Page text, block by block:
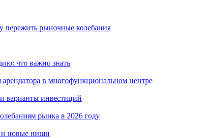
пережить рыночные колебания
что важно знать
в многофункциональном центре
варианты инвестиций
рынка в 2026 году
и новые ниши